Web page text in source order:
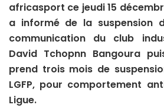
africasport ce jeudi 15
a informé de la suspension
communication du club
David Tchopnn Bangoura
prend trois mois de
LGFP, pour comportement
Ligue.